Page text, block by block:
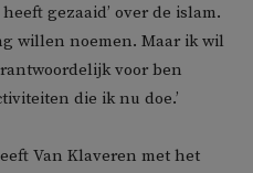
gezaaid’ over de islam.
willen noemen. Maar ik wil
voor ben
die ik nu doe.’
Van Klaveren met het